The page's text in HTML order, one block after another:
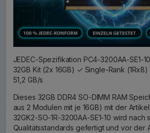
JEDEC-Spezifikation PC4-3200AA-SE1-
32GB Kit (2x 16GB) ✓ Single-Rank
51,2 GB/s
Dieses 32GB DDR4 SO-DIMM RAM
aus 2 Modulen mit je 16GB) mit der
32GK2-SO-1R-3200AA-SE1-10 wird nach
Qualitätsstandards gefertigt und vor der